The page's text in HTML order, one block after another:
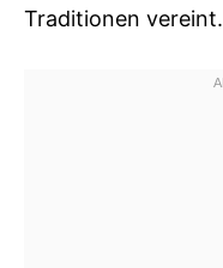
Traditionen vereint.